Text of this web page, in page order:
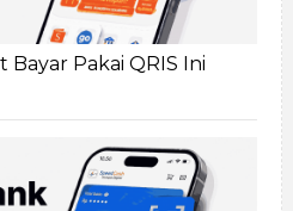
Pakai QRIS Ini